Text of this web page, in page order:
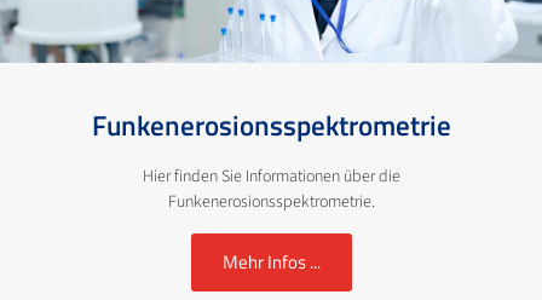
Funkenerosionsspektrometrie
Hier finden Sie Informationen über die
Funkenerosionsspektrometrie.
Mehr Infos ...